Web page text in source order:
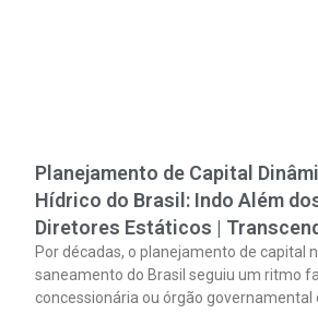
Planejamento de Capital
Hídrico do Brasil: Indo Além
Diretores Estáticos |
Por décadas, o planejamento de capital
saneamento do Brasil seguiu um ritmo
concessionária ou órgão